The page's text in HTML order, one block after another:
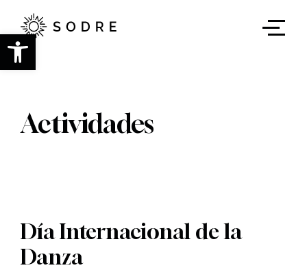
Abrir barra de herramientas
contenido
principal
Actividades
Día Internacional de la
Danza